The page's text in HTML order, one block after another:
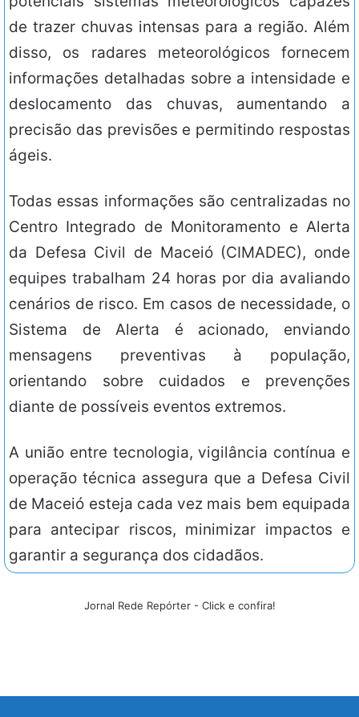
de trazer chuvas intensas para a região. Além
disso, os radares meteorológicos fornecem
informações detalhadas sobre a intensidade e
deslocamento das chuvas, aumentando a
precisão das previsões e permitindo respostas
ágeis.
Todas essas informações são centralizadas no
Centro Integrado de Monitoramento e Alerta
da Defesa Civil de Maceió (CIMADEC), onde
equipes trabalham 24 horas por dia avaliando
cenários de risco. Em casos de necessidade, o
Sistema de Alerta é acionado, enviando
mensagens preventivas à população,
orientando sobre cuidados e prevenções
diante de possíveis eventos extremos.
A união entre tecnologia, vigilância contínua e
operação técnica assegura que a Defesa Civil
de Maceió esteja cada vez mais bem equipada
para antecipar riscos, minimizar impactos e
garantir a segurança dos cidadãos.
Jornal Rede Repórter - Click e confira!